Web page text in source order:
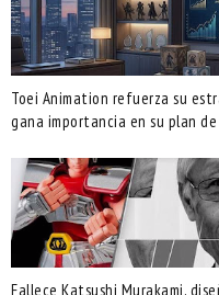
Toei Animation refuerza su
gana importancia en su plan
Fallece Katsushi Murakami,